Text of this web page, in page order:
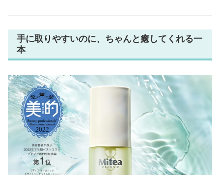
手に取りやすいのに、ちゃんと癒してくれる一
本